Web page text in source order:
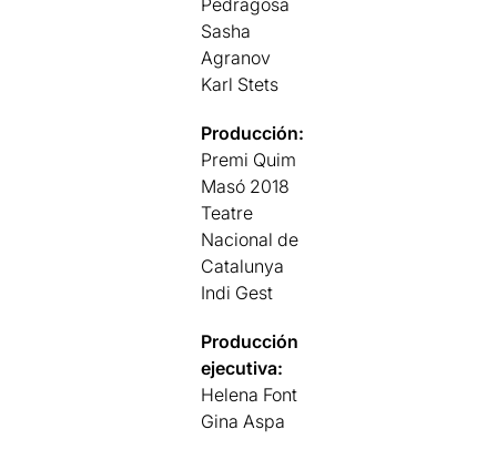
Sasha
Agranov
Karl Stets
Producción:
Premi Quim
Masó 2018
Teatre
Nacional de
Catalunya
Indi Gest
Producción
ejecutiva:
Helena Font
Gina Aspa